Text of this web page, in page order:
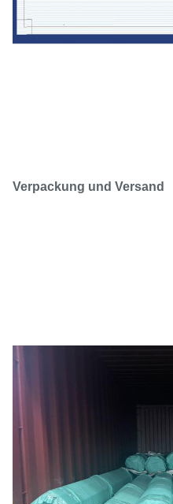
Verpackung und Versand